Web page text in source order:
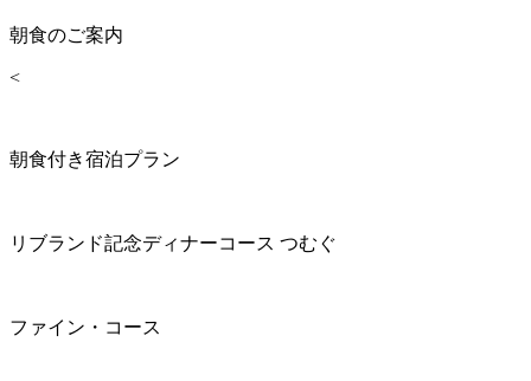
朝食のご案内
<
朝食付き宿泊プラン
リブランド記念ディナーコース つむぐ
ファイン・コース